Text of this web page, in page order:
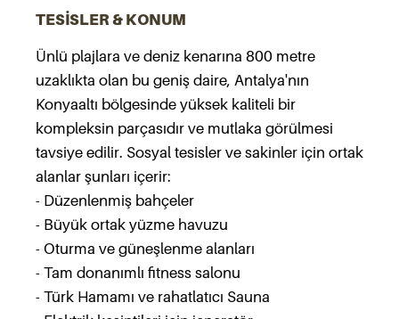
TESİSLER & KONUM
Ünlü plajlara ve deniz kenarına 800 metre
uzaklıkta olan bu geniş daire, Antalya'nın
Konyaaltı bölgesinde yüksek kaliteli bir
kompleksin parçasıdır ve mutlaka görülmesi
tavsiye edilir. Sosyal tesisler ve sakinler için ortak
alanlar şunları içerir:
- Düzenlenmiş bahçeler
- Büyük ortak yüzme havuzu
- Oturma ve güneşlenme alanları
- Tam donanımlı fitness salonu
- Türk Hamamı ve rahatlatıcı Sauna